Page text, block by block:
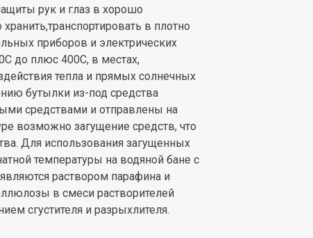
рук и глаз в хорошо
в плотно
приборов и электрических
до плюс 400С, в местах,
тепла и прямых солнечных
бутылки из-под средства
средствами и отправлены на
возможно загущение средств, что
Для использования загущенных
температуры на водяной бане с
раствором парафина и
в смеси растворителей
сгустителя и разрыхлителя.